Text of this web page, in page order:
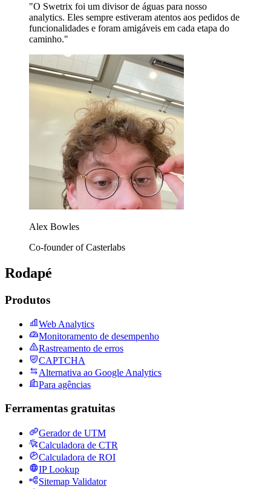
"O Swetrix foi um divisor de águas para nosso
analytics. Eles sempre estiveram atentos aos pedidos de
funcionalidades e foram amigáveis em cada etapa do
caminho."
Alex Bowles
Co-founder of Casterlabs
Rodapé
Produtos
Web Analytics
Monitoramento de desempenho
Rastreamento de erros
CAPTCHA
Alternativa ao Google Analytics
Para agências
Ferramentas gratuitas
Gerador de UTM
Calculadora de CTR
Calculadora de ROI
IP Lookup
Sitemap Validator